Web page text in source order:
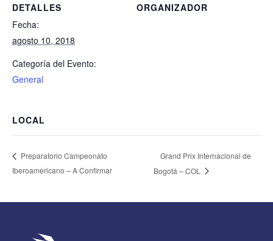
DETALLES
Fecha:
agosto 10, 2018
Categoría del Evento:
General
ORGANIZADOR
LOCAL
Preparatorio Campeonato
Iberoamericano – A Confirmar
Grand Prix Internacional de
Bogotá – COL